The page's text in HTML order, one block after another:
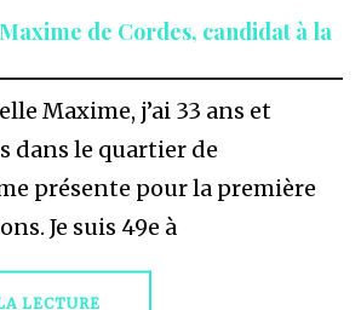
de Cordes, candidat à la
Maxime, j’ai 33 ans et
dans le quartier de
présente pour la première
Je suis 49e à
LECTURE